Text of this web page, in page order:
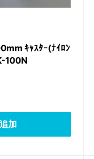
ｷｬｽﾀｰ(ﾅｲﾛﾝ
100N
加